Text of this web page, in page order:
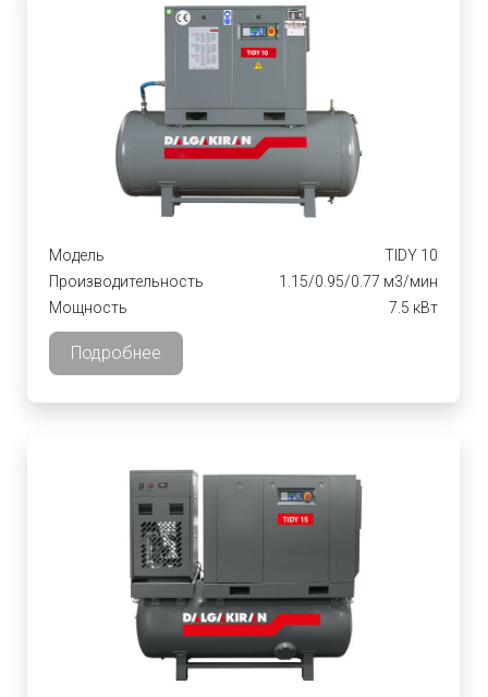
Модель
TIDY 10
Производительность
1.15/0.95/0.77 м3/мин
Мощность
7.5 кВт
Подробнее